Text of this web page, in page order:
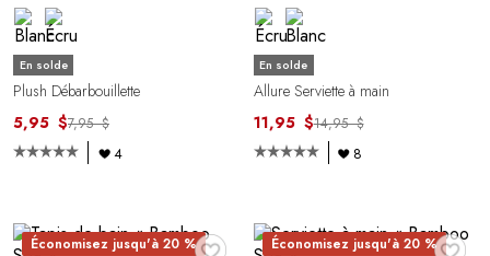
En solde
Plush Débarbouillette
5,95 $7,95 $
4
En solde
Allure Serviette à main
11,95 $14,95 $
8
♥
Économisez jusqu'à 20 % ♥
Économisez jusqu'à 20 %